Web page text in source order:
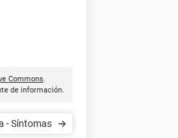
Commons.
de información.
- Síntomas